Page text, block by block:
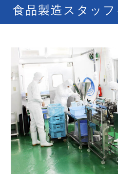
食品製造スタッフ